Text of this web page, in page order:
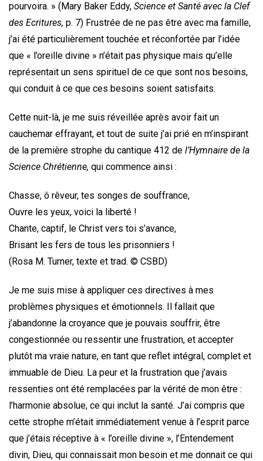
pourvoira. » (Mary Baker Eddy, Science et Santé avec la Clef
des Ecritures, p. 7) Frustrée de ne pas être avec ma famille,
j’ai été particulièrement touchée et réconfortée par l’idée
que « l’oreille divine » n’était pas physique mais qu’elle
représentait un sens spirituel de ce que sont nos besoins,
qui conduit à ce que ces besoins soient satisfaits.
Cette nuit-là, je me suis réveillée après avoir fait un
cauchemar effrayant, et tout de suite j’ai prié en m’inspirant
de la première strophe du cantique 412 de l’Hymnaire de la
Science Chrétienne, qui commence ainsi :
Chasse, ô rêveur, tes songes de souffrance,
Ouvre les yeux, voici la liberté !
Chante, captif, le Christ vers toi s’avance,
Brisant les fers de tous les prisonniers !
(Rosa M. Turner, texte et trad. © CSBD)
Je me suis mise à appliquer ces directives à mes
problèmes physiques et émotionnels. Il fallait que
j’abandonne la croyance que je pouvais souffrir, être
congestionnée ou ressentir une frustration, et accepter
plutôt ma vraie nature, en tant que reflet intégral, complet et
immuable de Dieu. La peur et la frustration que j’avais
ressenties ont été remplacées par la vérité de mon être :
l’harmonie absolue, ce qui inclut la santé. J’ai compris que
cette strophe m’était immédiatement venue à l’esprit parce
que j’étais réceptive à « l’oreille divine », l’Entendement
divin, Dieu, qui connaissait mon besoin et me donnait ce qui